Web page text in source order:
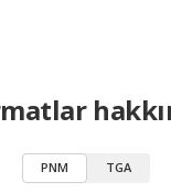
PNM TGA